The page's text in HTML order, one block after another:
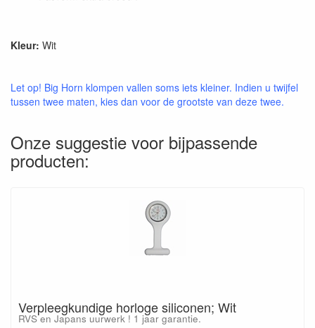
Kleur: Wit
Let op! Big Horn klompen vallen soms iets kleiner. Indien u twijfel
tussen twee maten, kies dan voor de grootste van deze twee.
Onze suggestie voor bijpassende
producten:
Verpleegkundige horloge siliconen; Wit
RVS en Japans uurwerk ! 1 jaar garantie.